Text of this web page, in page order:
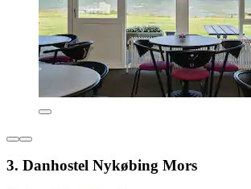
3. Danhostel Nykøbing Mors